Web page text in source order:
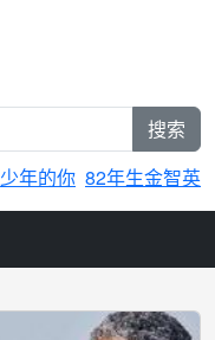
搜索
少年的你 82年生金智英